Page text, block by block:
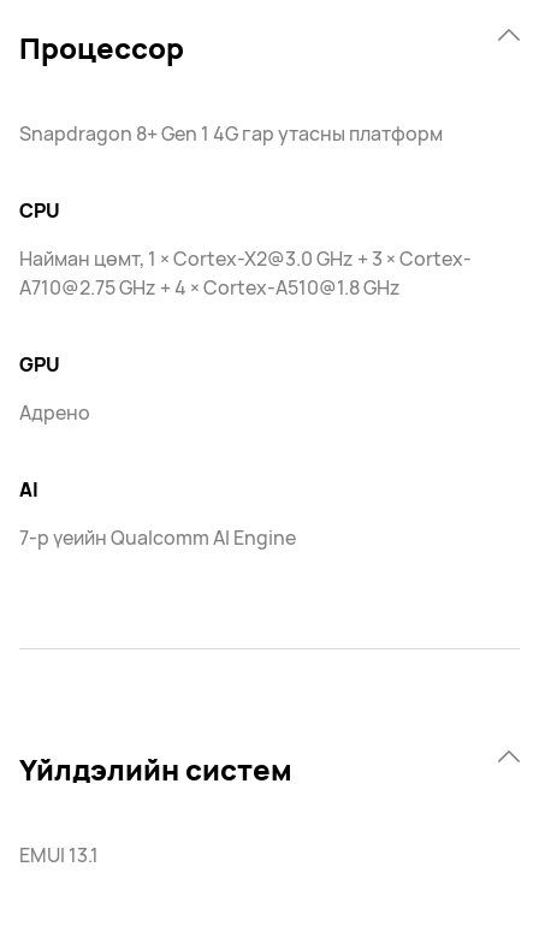
Процессор
Snapdragon 8+ Gen 1 4G гар утасны платформ
CPU
Найман цөмт, 1 × Cortex-X2@3.0 GHz + 3 × Cortex-
A710@2.75 GHz + 4 × Cortex-A510@1.8 GHz
GPU
Адрено
AI
7-р үеийн Qualcomm AI Engine
Үйлдэлийн систем
EMUI 13.1